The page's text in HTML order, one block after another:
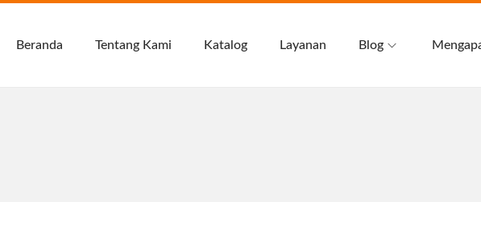
Beranda Tentang Kami Katalog Layanan Blog